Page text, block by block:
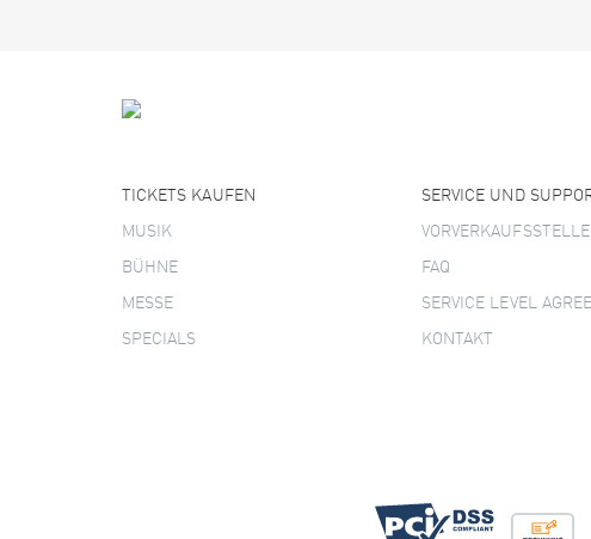
TICKETS KAUFEN
MUSIK
BÜHNE
MESSE
SPECIALS
SERVICE UND
FAQ
SERVICE LEVEL
KONTAKT